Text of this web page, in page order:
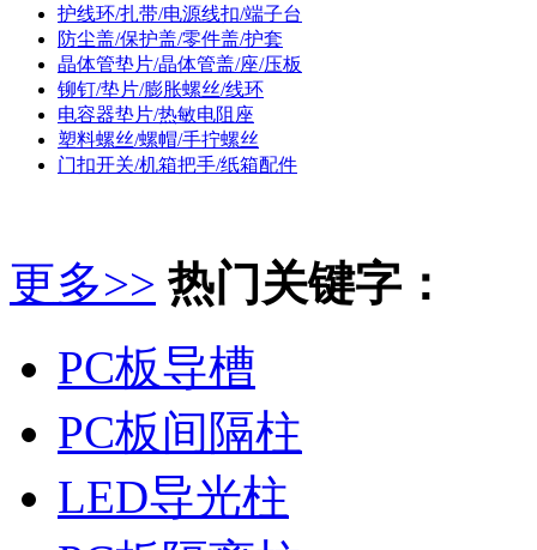
护线环/扎带/电源线扣/端子台
防尘盖/保护盖/零件盖/护套
晶体管垫片/晶体管盖/座/压板
铆钉/垫片/膨胀螺丝/线环
电容器垫片/热敏电阻座
塑料螺丝/螺帽/手拧螺丝
门扣开关/机箱把手/纸箱配件
更多>> 热门关键字：
PC板导槽
PC板间隔柱
LED导光柱